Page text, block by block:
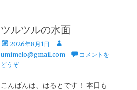
ツルツルの水面
投
稿
日
2026年8月1日
投
稿
umimelo@gmail.com
コメントを
どうぞ
こんばんは、はるとです！ 本日も